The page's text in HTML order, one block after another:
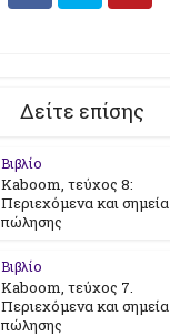
Δείτε επίσης
Βιβλίο
Kaboom, τεύχος 8:
Περιεχόμενα και σημεία
πώλησης
Βιβλίο
Kaboom, τεύχος 7.
Περιεχόμενα και σημεία
πώλησης